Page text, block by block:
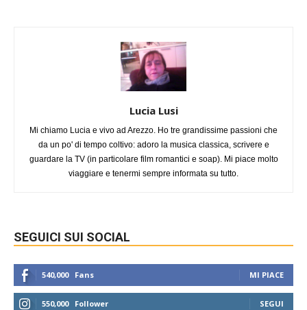
Lucia Lusi
Mi chiamo Lucia e vivo ad Arezzo. Ho tre grandissime passioni che
da un po' di tempo coltivo: adoro la musica classica, scrivere e
guardare la TV (in particolare film romantici e soap). Mi piace molto
viaggiare e tenermi sempre informata su tutto.
SEGUICI SUI SOCIAL
540,000 Fans MI PIACE
550,000 Follower SEGUI